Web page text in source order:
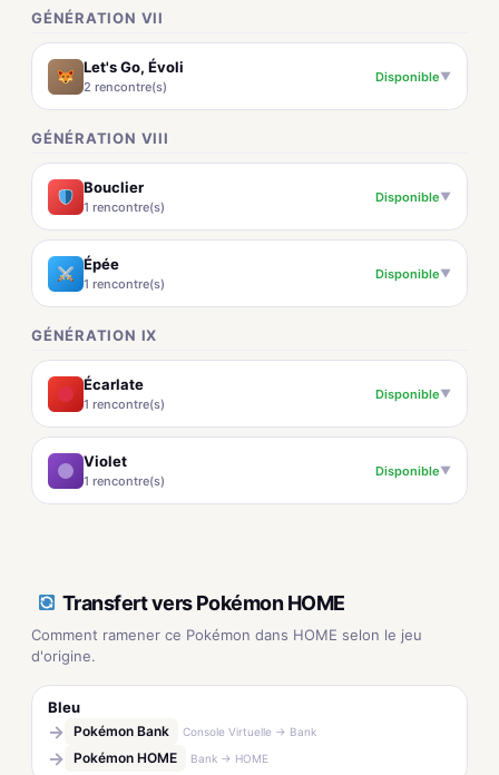
GÉNÉRATION VII
Let's Go, Évoli
2 rencontre(s)
Disponible▼
GÉNÉRATION VIII
Bouclier
1 rencontre(s)
Disponible▼
Épée
1 rencontre(s)
Disponible▼
GÉNÉRATION IX
Écarlate
1 rencontre(s)
Disponible▼
Violet
1 rencontre(s)
Disponible▼
Transfert vers Pokémon HOME
Comment ramener ce Pokémon dans HOME selon le jeu
d'origine.
Bleu
→ Pokémon Bank Console Virtuelle → Bank
→ Pokémon HOME Bank → HOME